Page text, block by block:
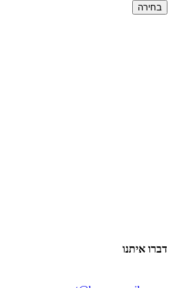
בחירה
דברו איתנו